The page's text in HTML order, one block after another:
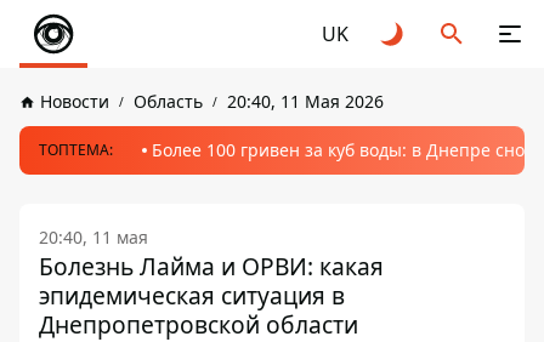
UK
Новости Область 20:40, 11 Мая 2026
ТОПТЕМА: Более 100 гривен за куб воды: в Днепре
20:40, 11 мая
Болезнь Лайма и ОРВИ: какая
эпидемическая ситуация в
Днепропетровской области